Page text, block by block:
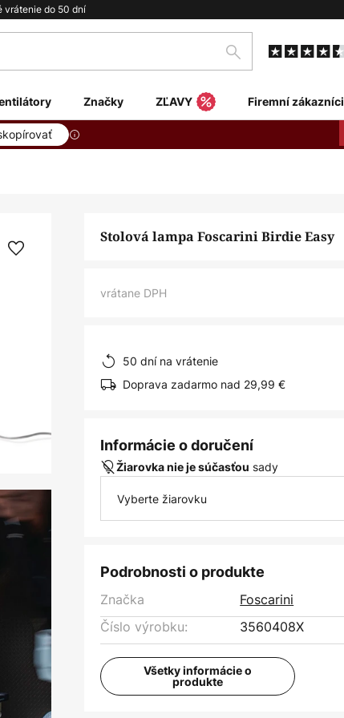
vrátenie do 50 dní
Hľadať
Značky ZĽAVY Firemní zákazníci
Stolová lampa Foscarini Birdie Easy
vrátane DPH
50 dní na vrátenie
Doprava zadarmo nad 29,99 €
Informácie o doručení
Žiarovka nie je súčasťou sady
Vyberte žiarovku
Podrobnosti o produkte
Značka
Foscarini
Číslo výrobku:
3560408X
Všetky informácie o
produkte